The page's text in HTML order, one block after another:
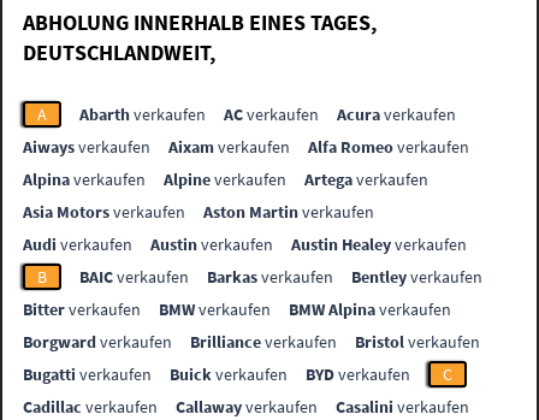
ABHOLUNG INNERHALB EINES TAGES,
DEUTSCHLANDWEIT,
A Abarthverkaufen ACverkaufen Acuraverkaufen
Aiwaysverkaufen Aixamverkaufen Alfa Romeoverkaufen
Alpinaverkaufen Alpineverkaufen Artegaverkaufen
Asia Motorsverkaufen Aston Martinverkaufen
Audi verkaufen Austinverkaufen Austin Healeyverkaufen
B
BAICverkaufen Barkasverkaufen Bentleyverkaufen
Bitterverkaufen BMWverkaufen BMW Alpinaverkaufen
Borgwardverkaufen Brillianceverkaufen Bristolverkaufen
Bugatti verkaufen Buickverkaufen BYDverkaufen
C
Cadillac verkaufen Callawayverkaufen Casalini verkaufen